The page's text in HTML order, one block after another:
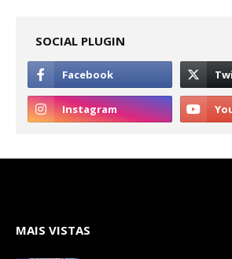
SOCIAL PLUGIN
MAIS VISTAS